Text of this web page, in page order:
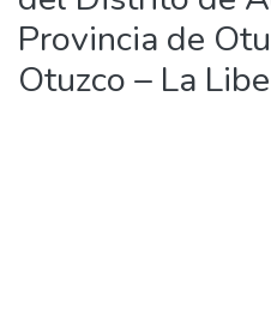
Provincia de
Otuzco – La